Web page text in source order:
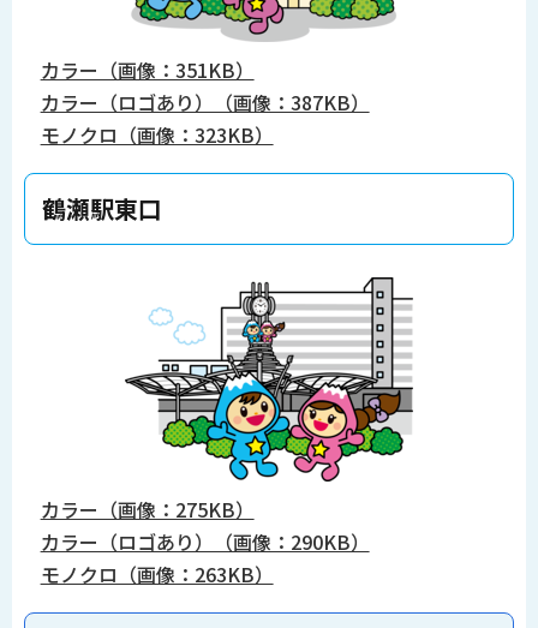
カラー（画像：351KB）
カラー（ロゴあり）（画像：387KB）
モノクロ（画像：323KB）
鶴瀬駅東口
カラー（画像：275KB）
カラー（ロゴあり）（画像：290KB）
モノクロ（画像：263KB）